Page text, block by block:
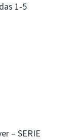
1-5
– SERIE